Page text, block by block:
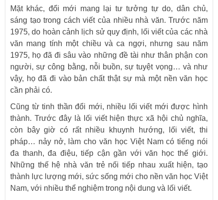
Mặt khác, đổi mới mang lại tư tưởng tự do, dân chủ,
sáng tạo trong cách viết của nhiều nhà văn. Trước năm
1975, do hoàn cảnh lịch sử quy định, lối viết của các nhà
văn mang tính một chiều và ca ngợi, nhưng sau năm
1975, họ đã đi sâu vào những đề tài như thân phận con
người, sự công bằng, nỗi buồn, sự tuyệt vọng… và như
vậy, họ đã đi vào bản chất thật sự mà một nền văn học
cần phải có.
Cũng từ tinh thần đổi mới, nhiều lối viết mới được hình
thành. Trước đây là lối viết hiện thực xã hội chủ nghĩa,
còn bây giờ có rất nhiều khuynh hướng, lối viết, thi
pháp… nảy nở, làm cho văn học Việt Nam có tiếng nói
đa thanh, đa điệu, tiếp cận gần với văn học thế giới.
Những thế hệ nhà văn trẻ nối tiếp nhau xuất hiện, tạo
thành lực lượng mới, sức sống mới cho nền văn học Việt
Nam, với nhiều thể nghiệm trong nội dung và lối viết.